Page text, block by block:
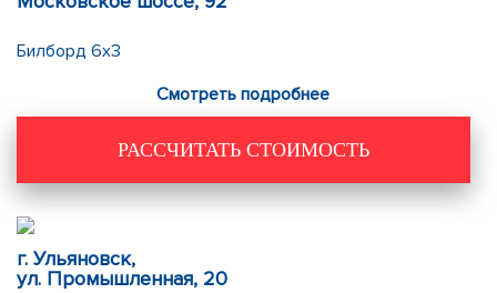
Билборд 6х3
Смотреть подробнее
РАССЧИТАТЬ СТОИМОСТЬ
г. Ульяновск,
ул. Промышленная, 20